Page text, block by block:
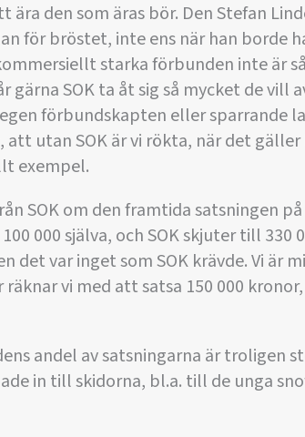
den som äras bör. Den Stefan
för bröstet, inte ens när han borde
starka förbunden inte är
gärna SOK ta åt sig så mycket de vill
förbundskapten eller sparrande
utan SOK är vi rökta, när det
exempel.
SOK om den framtida satsningen på
000 själva, och SOK skjuter till
det var inget som SOK krävde. Vi är
vi med att satsa 150 000
andel av satsningarna är troligen
in till skidorna, bl.a. till de unga